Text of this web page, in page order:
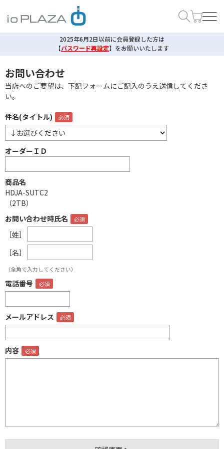
2025年6月2日以前に会員登録した方は
【パスワード再設定】 をお願いいたします
お問い合わせ
当店へのご要望は、下記フォームにご記入のうえ送信してくださ
い。
件名(タイトル)
オーダーＩＤ
商品名
HDJA-SUTC2
（2TB）
お問い合わせ時氏名
［姓］
［名］
（全角で入力してください）
電話番号
メールアドレス
内容